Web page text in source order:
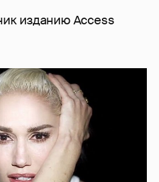
изданию Access